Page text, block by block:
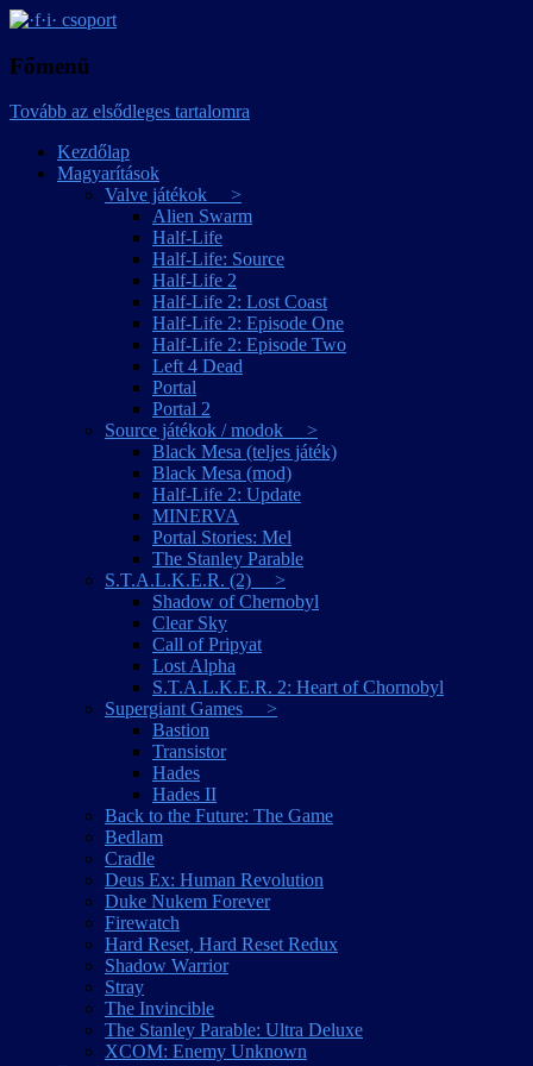
·f·i· csoport
Főmenü
Tovább az elsődleges tartalomra
Kezdőlap
Magyarítások
Valve játékok >
Alien Swarm
Half-Life
Half-Life: Source
Half-Life 2
Half-Life 2: Lost Coast
Half-Life 2: Episode One
Half-Life 2: Episode Two
Left 4 Dead
Portal
Portal 2
Source játékok / modok >
Black Mesa (teljes játék)
Black Mesa (mod)
Half-Life 2: Update
MINERVA
Portal Stories: Mel
The Stanley Parable
S.T.A.L.K.E.R. (2) >
Shadow of Chernobyl
Clear Sky
Call of Pripyat
Lost Alpha
S.T.A.L.K.E.R. 2: Heart of Chornobyl
Supergiant Games >
Bastion
Transistor
Hades
Hades II
Back to the Future: The Game
Bedlam
Cradle
Deus Ex: Human Revolution
Duke Nukem Forever
Firewatch
Hard Reset, Hard Reset Redux
Shadow Warrior
Stray
The Invincible
The Stanley Parable: Ultra Deluxe
XCOM: Enemy Unknown